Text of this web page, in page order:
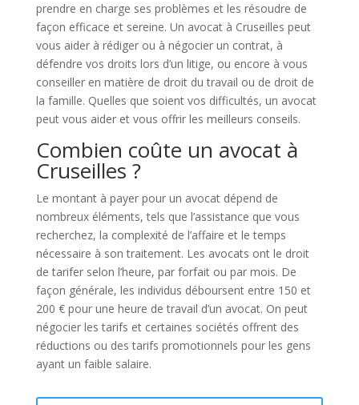
prendre en charge ses problèmes et les résoudre de
façon efficace et sereine. Un avocat à Cruseilles peut
vous aider à rédiger ou à négocier un contrat, à
défendre vos droits lors d’un litige, ou encore à vous
conseiller en matière de droit du travail ou de droit de
la famille. Quelles que soient vos difficultés, un avocat
peut vous aider et vous offrir les meilleurs conseils.
Combien coûte un avocat à
Cruseilles ?
Le montant à payer pour un avocat dépend de
nombreux éléments, tels que l’assistance que vous
recherchez, la complexité de l’affaire et le temps
nécessaire à son traitement. Les avocats ont le droit
de tarifer selon l’heure, par forfait ou par mois. De
façon générale, les individus déboursent entre 150 et
200 € pour une heure de travail d’un avocat. On peut
négocier les tarifs et certaines sociétés offrent des
réductions ou des tarifs promotionnels pour les gens
ayant un faible salaire.